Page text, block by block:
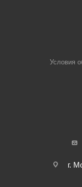
Условия
г.